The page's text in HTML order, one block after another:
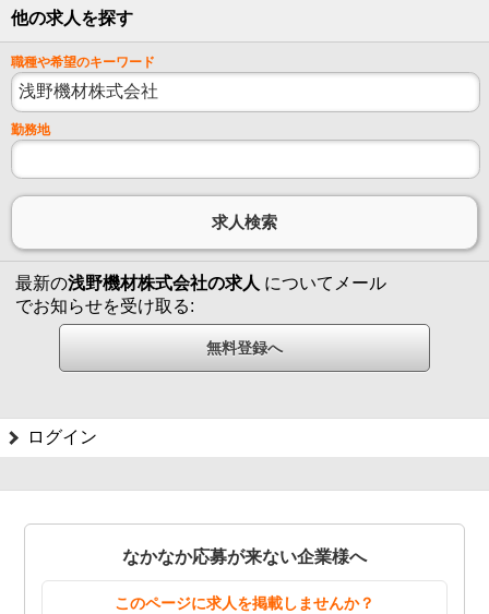
他の求人を探す
職種や希望のキーワード
勤務地
最新の浅野機材株式会社の求人 についてメール
でお知らせを受け取る:
ログイン
なかなか応募が来ない企業様へ
このページに求人を掲載しませんか？